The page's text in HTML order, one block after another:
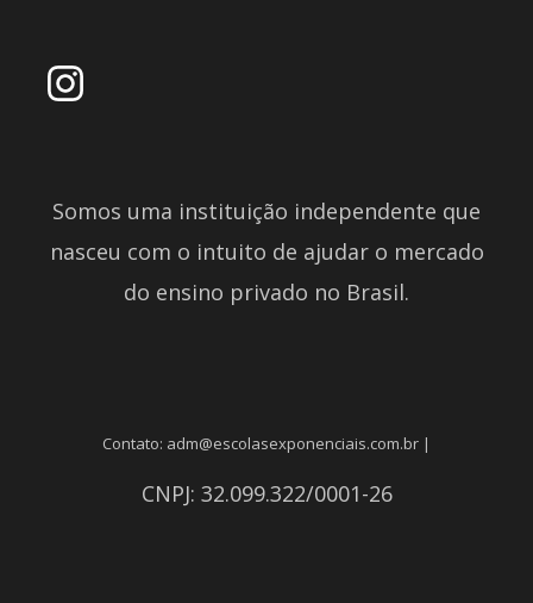
Somos uma instituição independente que
nasceu com o intuito de ajudar o mercado
do ensino privado no Brasil.
Contato: adm@escolasexponenciais.com.br |
CNPJ: 32.099.322/0001-26